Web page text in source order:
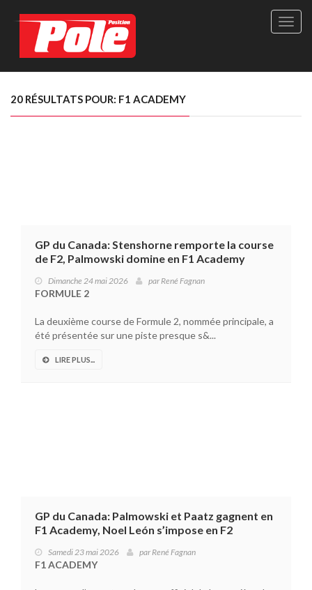
Site
Le
20 RÉSULTATS POUR: F1 ACADEMY
GP du Canada: Stenshorne remporte la course
de F2, Palmowski domine en F1 Academy
Dimanche 24 mai 2026 parRené Fagnan
FORMULE 2
La deuxième course de Formule 2, nommée principale, a
été présentée sur une piste presque s&...
LIRE PLUS...
GP du Canada: Palmowski et Paatz gagnent en
F1 Academy, Noel León s’impose en F2
Samedi 23 mai 2026 parRené Fagnan
F1 ACADEMY